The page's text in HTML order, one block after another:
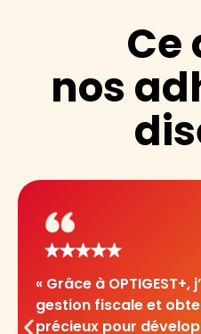
Ce
nos
« Grâce à
gestion fiscale et
précieux pour